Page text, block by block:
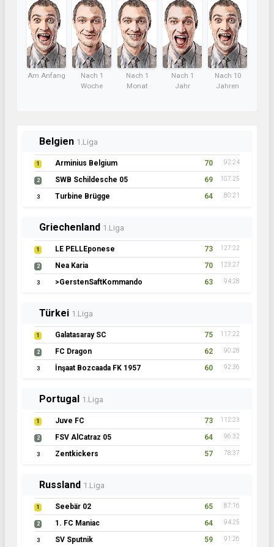
Am Anfang
Nach 1
Woche
Nach 1
Monat
Nach 1
Jahr
Nach 10
Jahren
Norwegen1.Liga
1 Sandefjord FK 70 93:17
2 Skagerrak Scorpions 70 95:25
3 Hammerfest Oilers 64 82:31
Polen1.Liga
1 Arka Helajny 72 86:25
2 F.C.BriaTooore R.M. 69 91:14
3 TS Klarjeff 58 82:36
Österreich
1 Cowboys 68 107:25
2 FC Südbaden 65 88:21
3 FC Minax 64 80:13
Schottland1.Liga
1 07 Lowlands Athletic 67 96:25
2 Bäscher Browns 06 59 78:24
3 RFC Mount Florida 54 66:24
Schweden1.Liga
1 DJK Mintard 66 109:27
2 Hels1ng3orgs IF 66 96:22
3 Vikersund Vikings 57 80:30